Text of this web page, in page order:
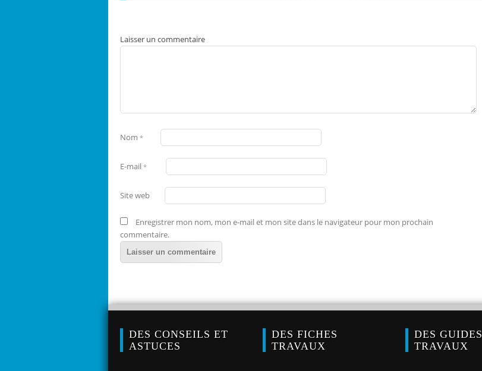
Laisser un commentaire
Nom *
E-mail *
Site web
Enregistrer mon nom, mon e-mail et mon site dans le navigateur pour mon prochain
commentaire.
DES CONSEILS ET
ASTUCES
DES FICHES
TRAVAUX
DES GUIDES
TRAVAUX